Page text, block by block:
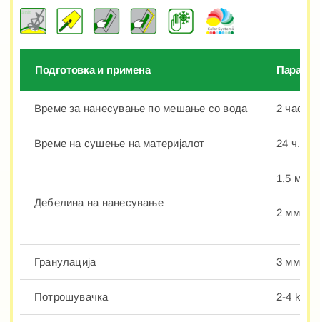
Подготовка и примена
Време за нанесување по мешање со вода 2 часот.
Време на сушење на материјалот 24 ч.
Дебелина на нанесување
1,5 мм.
2 мм.
Гранулација 3 мм.
Потрошувачка 2-4 kg/